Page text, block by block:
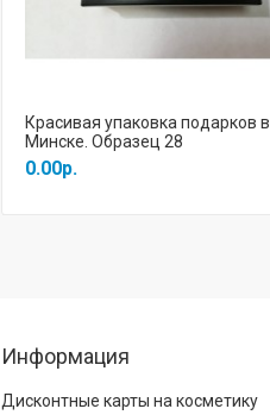
Красивая упаковка подарков в
Минске. Образец 28
0.00р.
Информация
Дисконтные карты на косметику